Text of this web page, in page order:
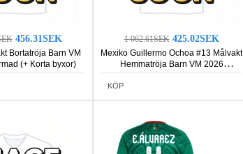
456.31SEK
Bortatröja Barn VM
(+ Korta byxor)
1 062.61SEK 425.02SEK
Mexiko Guillermo Ochoa #13 Målvakt
Hemmatröja Barn VM 2026
Kortärmad (+ Korta byxor)
KÖP